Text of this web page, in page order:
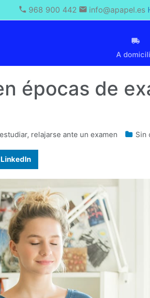
968 900 442 info@apapel.es
A
épocas de
, relajarse ante un examen Sin
LinkedIn